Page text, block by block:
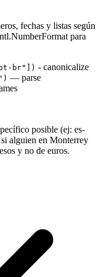
fechas y listas según
para
br"]) - canonicalize
— parse
posible (ej: es-
alguien en Monterrey
y no de euros.